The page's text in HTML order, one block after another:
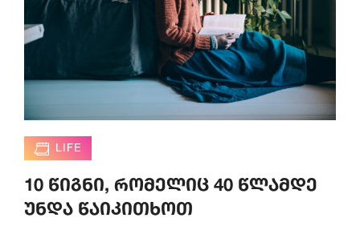
LIFE
10 წიგნი, რომელიც 40 წლამდე
უნდა წაიკითხოთ